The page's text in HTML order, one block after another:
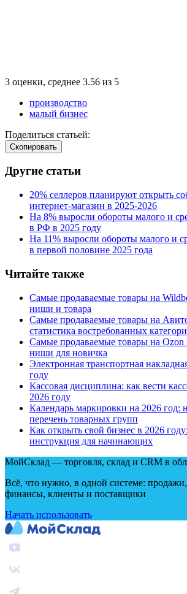
3 оценки, среднее 3.56 из 5
производство
малый бизнес
Поделиться статьей:
Cкопировать
Другие статьи
20% селлеров планируют открыть
интернет-магазин в 2025‑2026
На 8% выросли обороты малого и
в РФ в 2025 году
На 11% выросли обороты малого и
в первой половине 2025 года
Читайте также
Самые продаваемые товары на
ниши и товара
Самые продаваемые товары на
статистика востребованных
Самые продаваемые товары на Ozon
ниши для новичка
Электронная транспортная
году
Кассовая дисциплина: как вести
2026 году
Календарь маркировки на 2026 год:
перечень товарных групп
Как открыть свой бизнес в 2026
инструкция для начинающих
МойСклад — торговля, склад и CRM в
Всё, что нужно, в одной системе: продажи,
финансы, клиенты и поставщики
Начать использовать